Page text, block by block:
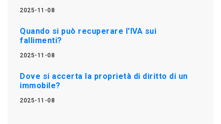
2025-11-08
Quando si può recuperare l'IVA sui
fallimenti?
2025-11-08
Dove si accerta la proprietà di diritto di un
immobile?
2025-11-08